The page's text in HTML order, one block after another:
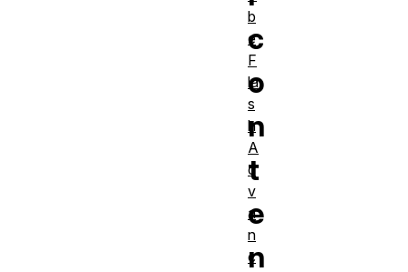
c
o
n
t
e
n
b
e
F
la
s
h
A
d
v
a
n
c